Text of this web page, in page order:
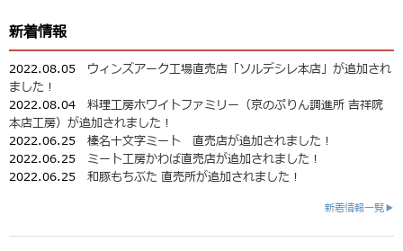
新着情報
2022.08.05 ウィンズアーク工場直売店「ソルデシレ本店」が追加され
ました！
2022.08.04 料理工房ホワイトファミリー（京のぷりん調進所 吉祥院
本店工房）が追加されました！
2022.06.25 榛名十文字ミート 直売店が追加されました！
2022.06.25 ミート工房かわば直売店が追加されました！
2022.06.25 和豚もちぶた 直売所が追加されました！
新着情報一覧▶